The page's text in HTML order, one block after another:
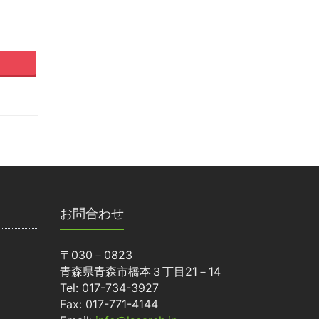
お問合わせ
〒030－0823
青森県青森市橋本３丁目21－14
Tel: 017-734-3927
Fax: 017-771-4144